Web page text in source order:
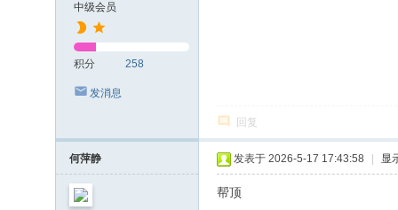
中级会员
积分 258
发消息
回复
何萍静 发表于 2026-5-17 17:43:58 显
帮顶